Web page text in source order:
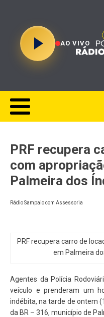
AO VIVO
PRF recupera
com
Palmeira dos
Rádio Sampaio com Assessoria
PRF recupera carro de
em Palmeira
Agentes da Polícia
veículo e prenderam um
indébita, na tarde de ontem
da BR – 316, município de